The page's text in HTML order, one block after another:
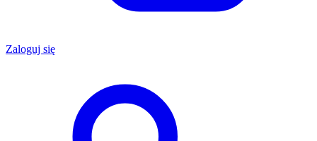
Zaloguj się